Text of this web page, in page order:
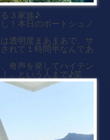
３家族♪
！本日のボートシュノ
透明度まあまあで、サ
れて１時間半なんてあ
奇声を発してハイテン
」という人まで♪笑